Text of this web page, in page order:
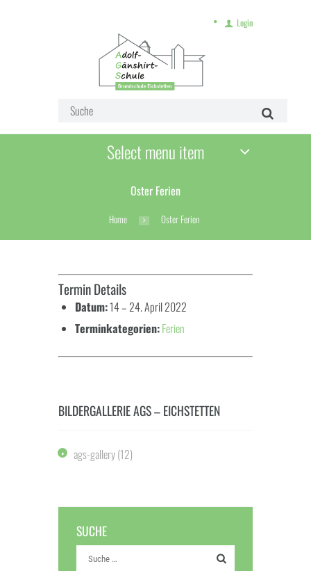
Login
Select menu item
Oster Ferien
Home Oster Ferien
Termin Details
Datum:14–24. April 2022
Terminkategorien:Ferien
BILDERGALLERIE AGS – EICHSTETTEN
ags-gallery(12)
SUCHE